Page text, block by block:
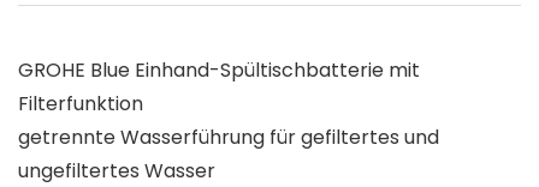
GROHE Blue Einhand-Spültischbatterie mit
Filterfunktion
getrennte Wasserführung für gefiltertes und
ungefiltertes Wasser